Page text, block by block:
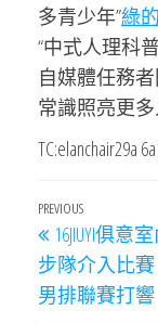
多青少年”綠
“中式人理科
自媒體任務
常識照亮更
TC:elanchair29a
文
章
導
Previous
Post
PREVIOUS
16JIUYI俱意
步隊介入比賽
男排聯賽打響